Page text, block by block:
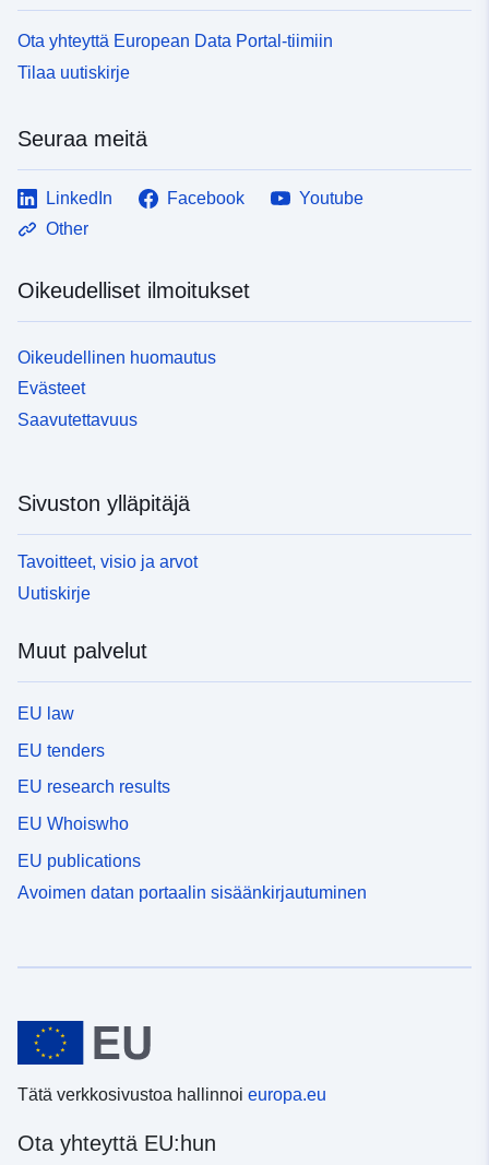
Ota yhteyttä European Data Portal-tiimiin
Tilaa uutiskirje
Seuraa meitä
LinkedIn Facebook
Youtube
Other
Oikeudelliset ilmoitukset
Oikeudellinen huomautus
Evästeet
Saavutettavuus
Sivuston ylläpitäjä
Tavoitteet, visio ja arvot
Uutiskirje
Muut palvelut
EU law
EU tenders
EU research results
EU Whoiswho
EU publications
Avoimen datan portaalin sisäänkirjautuminen
Tätä verkkosivustoa hallinnoi europa.eu
Ota yhteyttä EU:hun